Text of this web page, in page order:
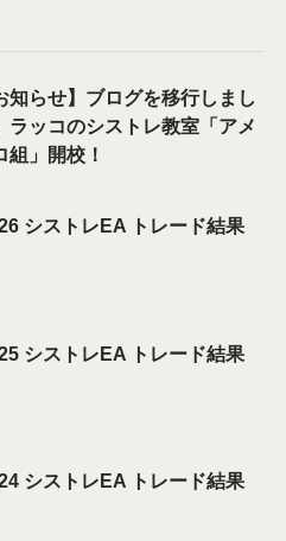
知らせ】ブログを移行しまし
ラッコのシストレ教室「アメ
組」開校！
シストレEA トレード結果
シストレEA トレード結果
シストレEA トレード結果